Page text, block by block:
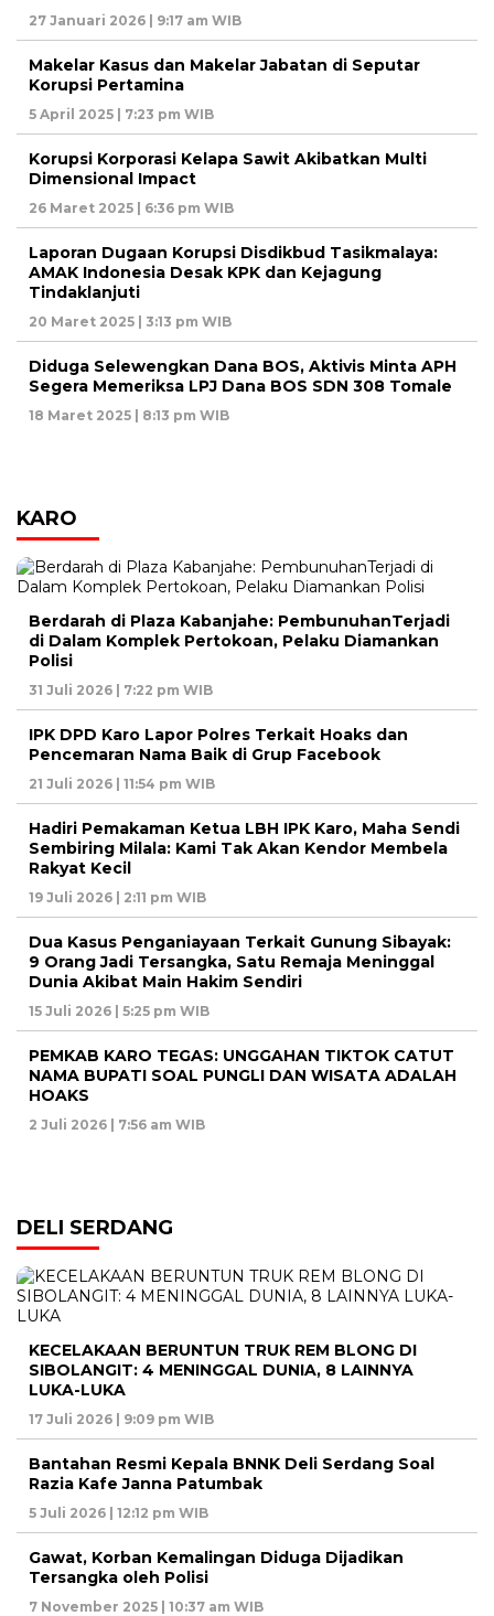
27 Januari 2026 | 9:17 am WIB
Makelar Kasus dan Makelar Jabatan di Seputar
Korupsi Pertamina
5 April 2025 | 7:23 pm WIB
Korupsi Korporasi Kelapa Sawit Akibatkan Multi
Dimensional Impact
26 Maret 2025 | 6:36 pm WIB
Laporan Dugaan Korupsi Disdikbud Tasikmalaya:
AMAK Indonesia Desak KPK dan Kejagung
Tindaklanjuti
20 Maret 2025 | 3:13 pm WIB
Diduga Selewengkan Dana BOS, Aktivis Minta APH
Segera Memeriksa LPJ Dana BOS SDN 308 Tomale
18 Maret 2025 | 8:13 pm WIB
KARO
Berdarah di Plaza Kabanjahe: PembunuhanTerjadi
di Dalam Komplek Pertokoan, Pelaku Diamankan
Polisi
31 Juli 2026 | 7:22 pm WIB
IPK DPD Karo Lapor Polres Terkait Hoaks dan
Pencemaran Nama Baik di Grup Facebook
21 Juli 2026 | 11:54 pm WIB
Hadiri Pemakaman Ketua LBH IPK Karo, Maha Sendi
Sembiring Milala: Kami Tak Akan Kendor Membela
Rakyat Kecil
19 Juli 2026 | 2:11 pm WIB
Dua Kasus Penganiayaan Terkait Gunung Sibayak:
9 Orang Jadi Tersangka, Satu Remaja Meninggal
Dunia Akibat Main Hakim Sendiri
15 Juli 2026 | 5:25 pm WIB
PEMKAB KARO TEGAS: UNGGAHAN TIKTOK CATUT
NAMA BUPATI SOAL PUNGLI DAN WISATA ADALAH
HOAKS
2 Juli 2026 | 7:56 am WIB
DELI SERDANG
KECELAKAAN BERUNTUN TRUK REM BLONG DI
SIBOLANGIT: 4 MENINGGAL DUNIA, 8 LAINNYA
LUKA-LUKA
17 Juli 2026 | 9:09 pm WIB
Bantahan Resmi Kepala BNNK Deli Serdang Soal
Razia Kafe Janna Patumbak
5 Juli 2026 | 12:12 pm WIB
Gawat, Korban Kemalingan Diduga Dijadikan
Tersangka oleh Polisi
7 November 2025 | 10:37 am WIB